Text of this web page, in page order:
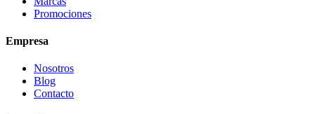
Promociones
Empresa
Nosotros
Blog
Contacto